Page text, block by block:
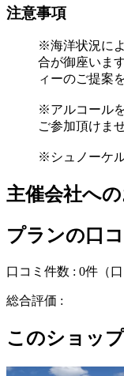
注意事項
※海洋状況に
合が御座いま
ィーのご提案
※アルコール
ご参加頂けま
※シュノーケ
主催会社へ
プランの口コ
口コミ件数 : 0件 （
総合評価 :
このショッ